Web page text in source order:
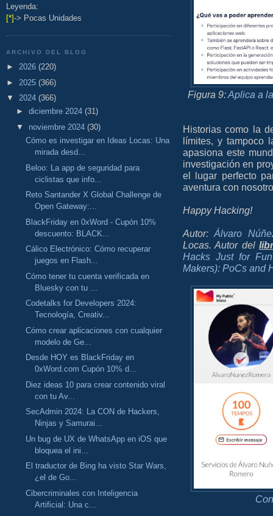
Leyenda:
[*]-> Pocas Unidades
ARCHIVO DEL BLOG
► 2026 (220)
► 2025 (366)
▼ 2024 (366)
► diciembre 2024 (31)
▼ noviembre 2024 (30)
Cómo es investigar en Ideas Locas: Una
mirada desd...
Beloo: La app de seguridad para
ciclistas que info...
Reto Santander X Global Challenge de
Open Gateway:...
BlackFriday en 0xWord - Cupón 10%
descuento: BLACK...
Cálico Electrónico: Cómo recuperar
juegos en Flash...
Cómo tener tu cuenta verificada en
Bluesky con tu ...
Codetalks for Developers 2024:
Tecnología, Creativ...
Cómo crear aplicaciones con cualquier
modelo de Ge...
Desde HOY es BlackFriday en
0xWord.com Cupón 10% d...
Diez ideas 10 para crear contenido viral
con tu Av...
SecAdmin 2024: La CON de Hackers,
Ninjas y Samurai...
Un bug de UX de WhatsApp en iOS que
bloquea el ini...
El traductor de Bing ha visto Star Wars,
¿el de Go...
Cibercriminales con Inteligencia
Artificial: Una c...
Figura 9:Aplica a
Historias como la
límites, y tampoco
apasiona este
investigación en
el lugar perfecto
aventura con
Happy Hacking!
Autor:Álvaro
Locas. Autor del
Hacks Just for Fun
Makers): PoCs and